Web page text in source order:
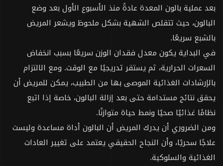
بعد عملية بالون المعدة عادةً منذ الأسبوع الأول بعد وضع
البالون، حيث تتقلص الشهية بشكل ملحوظ ويشعر المريض
بالشبع سريعًا.
في البداية يكون معدل فقدان الوزن سريعًا بسبب انخفاض
السعرات الحرارية، ثم يستقر تدريجيًا مع الوقت. ومع الالتزام
بالإرشادات الغذائية الموصى بها من الطبيب، يمكن للمريض أن
يحقق نتائج مستدامة حتى بعد إزالة البالون، خاصة إذا اتبع
نظامًا غذائيًا صحيًا ونمط حياة متوازنًا.
ومن الضروري أن يدرك المريض أن البالون أداة مساعدة وليست
علاجًا سحريًا، وأن النجاح الحقيقي يعتمد على تغيير العادات
الغذائية والسلوكية.